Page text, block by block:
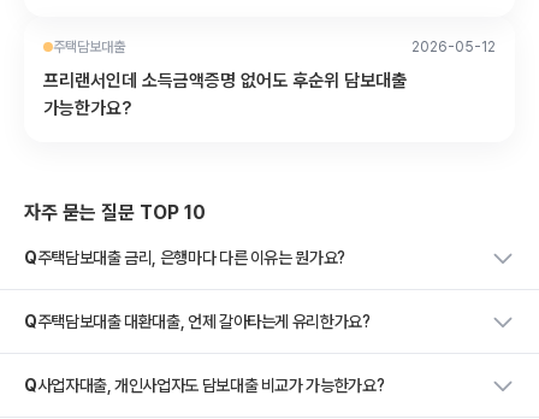
주택담보대출 2026-05-12
프리랜서인데 소득금액증명 없어도 후순위 담보대출
가능한가요?
자주 묻는 질문 TOP 10
Q주택담보대출 금리, 은행마다 다른 이유는 뭔가요?
Q주택담보대출 대환대출, 언제 갈아타는게 유리한가요?
Q사업자대출, 개인사업자도 담보대출 비교가 가능한가요?